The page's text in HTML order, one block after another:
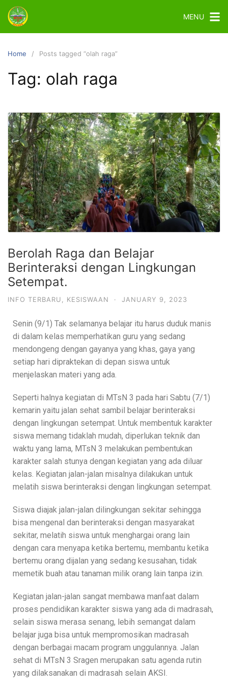
MENU
Home Posts tagged “olah raga”
Tag: olah raga
Berolah Raga dan Belajar
Berinteraksi dengan Lingkungan
Setempat.
INFO TERBARU KESISWAAN · JANUARY 9, 2023
Senin (9/1) Tak selamanya belajar itu harus duduk manis
di dalam kelas memperhatikan guru yang sedang
mendongeng dengan gayanya yang khas, gaya yang
setiap hari dipraktekan di depan siswa untuk
menjelaskan materi yang ada.
Seperti halnya kegiatan di MTsN 3 pada hari Sabtu (7/1)
kemarin yaitu jalan sehat sambil belajar berinteraksi
dengan lingkungan setempat. Untuk membentuk karakter
siswa memang tidaklah mudah, diperlukan teknik dan
waktu yang lama, MTsN 3 melakukan pembentukan
karakter salah stunya dengan kegiatan yang ada diluar
kelas. Kegiatan jalan-jalan misalnya dilakukan untuk
melatih siswa berinteraksi dengan lingkungan setempat.
Siswa diajak jalan-jalan dilingkungan sekitar sehingga
bisa mengenal dan berinteraksi dengan masyarakat
sekitar, melatih siswa untuk menghargai orang lain
dengan cara menyapa ketika bertemu, membantu ketika
bertemu orang dijalan yang sedang kesusahan, tidak
memetik buah atau tanaman milik orang lain tanpa izin.
Kegiatan jalan-jalan sangat membawa manfaat dalam
proses pendidikan karakter siswa yang ada di madrasah,
selain siswa merasa senang, lebih semangat dalam
belajar juga bisa untuk mempromosikan madrasah
dengan berbagai macam program unggulannya. Jalan
sehat di MTsN 3 Sragen merupakan satu agenda rutin
yang dilaksanakan di madrasah selain AKSI.